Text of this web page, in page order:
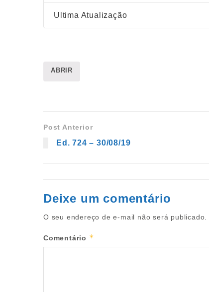
Ultima Atualização
ABRIR
Post Anterior
Ed. 724 – 30/08/19
Deixe um comentário
O seu endereço de e-mail não será publicado.
Comentário *